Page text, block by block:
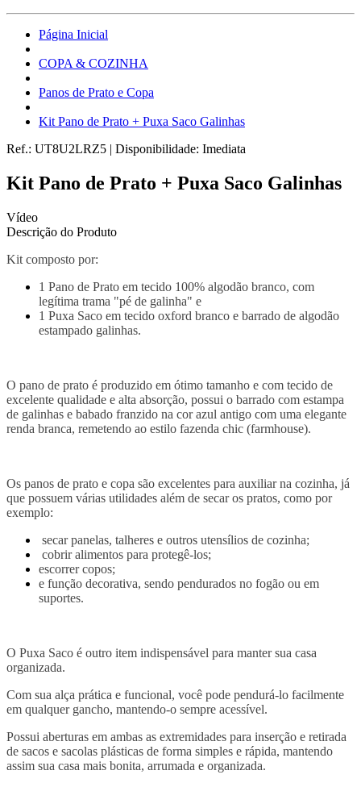
Página Inicial
COPA & COZINHA
Panos de Prato e Copa
Kit Pano de Prato + Puxa Saco Galinhas
Ref.: UT8U2LRZ5 | Disponibilidade: Imediata
Kit Pano de Prato + Puxa Saco Galinhas
Vídeo
Descrição do Produto
Kit composto por:
1 Pano de Prato em tecido 100% algodão branco, com
legítima trama "pé de galinha" e
1 Puxa Saco em tecido oxford branco e barrado de algodão
estampado galinhas.
O pano de prato é produzido em ótimo tamanho e com tecido de
excelente qualidade e alta absorção, possui o barrado com estampa
de galinhas e babado franzido na cor azul antigo com uma elegante
renda branca, remetendo ao estilo fazenda chic (farmhouse).
Os panos de prato e copa são excelentes para auxiliar na cozinha, já
que possuem várias utilidades além de secar os pratos, como por
exemplo:
secar panelas, talheres e outros utensílios de cozinha;
cobrir alimentos para protegê-los;
escorrer copos;
e função decorativa, sendo pendurados no fogão ou em
suportes.
O Puxa Saco é outro item indispensável para manter sua casa
organizada.
Com sua alça prática e funcional, você pode pendurá-lo facilmente
em qualquer gancho, mantendo-o sempre acessível.
Possui aberturas em ambas as extremidades para inserção e retirada
de sacos e sacolas plásticas de forma simples e rápida, mantendo
assim sua casa mais bonita, arrumada e organizada.